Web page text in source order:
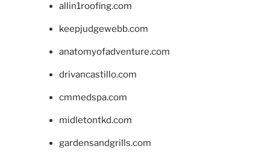
allin1roofing.com
keepjudgewebb.com
anatomyofadventure.com
drivancastillo.com
cmmedspa.com
midletontkd.com
gardensandgrills.com